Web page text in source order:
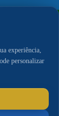
sob